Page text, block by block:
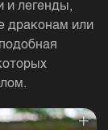
и легенды,
драконам или